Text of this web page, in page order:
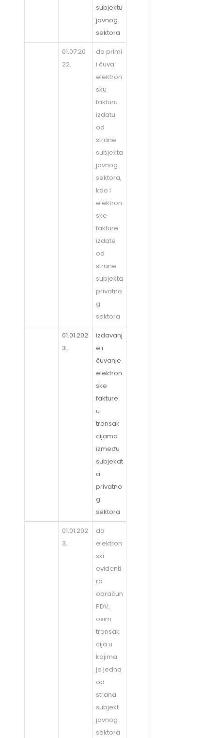
subjektu
javnog
sektora
01.07.20
22.
da primi
i čuva
elektron
sku
fakturu
izdatu
od
strane
subjekta
javnog
sektora,
kao i
elektron
ske
fakture
izdate
od
strane
subjekta
privatno
g
sektora
01.01.202
3.
izdavanj
e i
čuvanje
elektron
ske
fakture
u
transak
cijama
između
subjekat
a
privatno
g
sektora
01.01.202
3.
da
elektron
ski
evidenti
ra
obračun
PDV,
osim
transak
cija u
kojima
je jedna
od
strana
subjekt
javnog
sektora